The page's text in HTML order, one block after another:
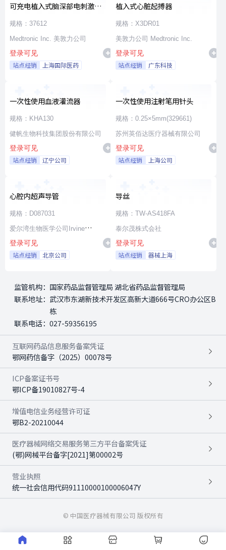
可充电植入式脑深部电刺激脉
冲发生器套件
规格：37612
Medtronic Inc. 美敦力公司
登录可见
站点经销 上海国际医药
植入式心脏起搏器
规格：X3DR01
美敦力公司 Medtronic Inc.
登录可见
站点经销 广东科技
一次性使用血液灌流器
规格：KHA130
健帆生物科技集团股份有限公司
登录可见
站点经销 辽宁公司
一次性使用注射笔用针头
规格：0.25×5mm(329661)
苏州英佰达医疗器械有限公司
登录可见
站点经销 上海公司
心腔内超声导管
规格：D087031
爱尔湾生物医学公司Irvine
Biomedical,Inc. a St. Jude
Medical Company
登录可见
站点经销 北京公司
导丝
规格：TW-AS418FA
泰尔茂株式会社
登录可见
站点经销 器械上海
监管机构： 国家药品监督管理局 湖北省药品监督管理局
联系地址： 武汉市东湖新技术开发区高新大道666号CRO办公区B
栋
联系电话： 027-59356195
互联网药品信息服务备案凭证
鄂网药信备字（2025）00078号
ICP备案证书号
鄂ICP备19010827号-4
增值电信业务经营许可证
鄂B2-20210044
医疗器械网络交易服务第三方平台备案凭证
(鄂)网械平台备字[2021]第00002号
营业执照
统一社会信用代码91110000100006047Y
© 中国医疗器械有限公司 版权所有